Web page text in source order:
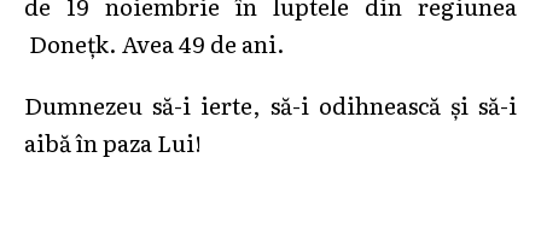
Donețk. Avea 49 de ani.
Dumnezeu să-i ierte, să-i odihnească şi să-i
aibă în paza Lui!